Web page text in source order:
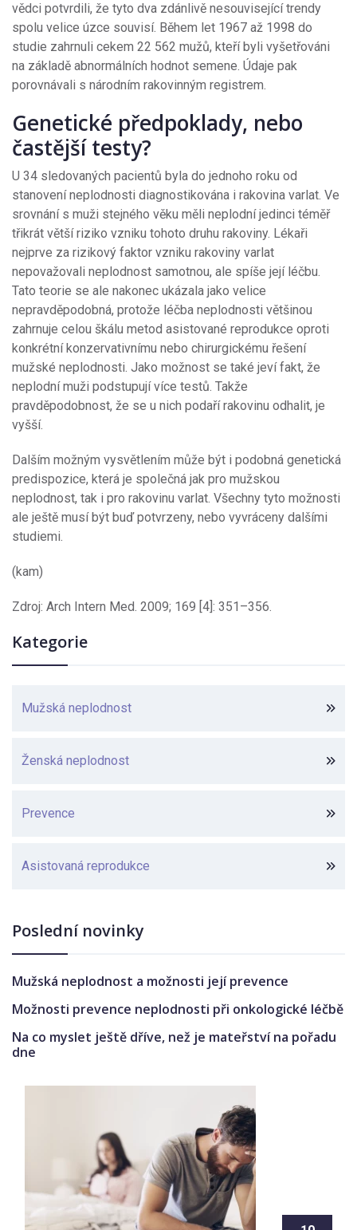
vědci potvrdili, že tyto dva zdánlivě nesouvisející trendy
spolu velice úzce souvisí. Během let 1967 až 1998 do
studie zahrnuli cekem 22 562 mužů, kteří byli vyšetřováni
na základě abnormálních hodnot semene. Údaje pak
porovnávali s národním rakovinným registrem.
Genetické předpoklady, nebo
častější testy?
U 34 sledovaných pacientů byla do jednoho roku od
stanovení neplodnosti diagnostikována i rakovina varlat. Ve
srovnání s muži stejného věku měli neplodní jedinci téměř
třikrát větší riziko vzniku tohoto druhu rakoviny. Lékaři
nejprve za rizikový faktor vzniku rakoviny varlat
nepovažovali neplodnost samotnou, ale spíše její léčbu.
Tato teorie se ale nakonec ukázala jako velice
nepravděpodobná, protože léčba neplodnosti většinou
zahrnuje celou škálu metod asistované reprodukce oproti
konkrétní konzervativnímu nebo chirurgickému řešení
mužské neplodnosti. Jako možnost se také jeví fakt, že
neplodní muži podstupují více testů. Takže
pravděpodobnost, že se u nich podaří rakovinu odhalit, je
vyšší.
Dalším možným vysvětlením může být i podobná genetická
predispozice, která je společná jak pro mužskou
neplodnost, tak i pro rakovinu varlat. Všechny tyto možnosti
ale ještě musí být buď potvrzeny, nebo vyvráceny dalšími
studiemi.
(kam)
Zdroj: Arch Intern Med. 2009; 169 [4]: 351–356.
Kategorie
Mužská neplodnost
Ženská neplodnost
Prevence
Asistovaná reprodukce
Poslední novinky
Mužská neplodnost a možnosti její prevence
Možnosti prevence neplodnosti při onkologické léčbě
Na co myslet ještě dříve, než je mateřství na pořadu
dne